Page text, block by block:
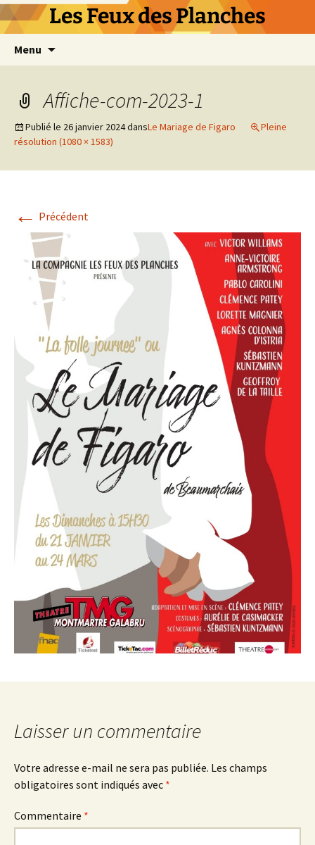
Les Feux des Planches
Menu
Affiche-com-2023-1
Publié le 26 janvier 2024dansLe Mariage de Figaro
Pleine
résolution (1080 × 1583)
← Précédent
Laisser un commentaire
Votre adresse e-mail ne sera pas publiée. Les champs
obligatoires sont indiqués avec *
Commentaire *